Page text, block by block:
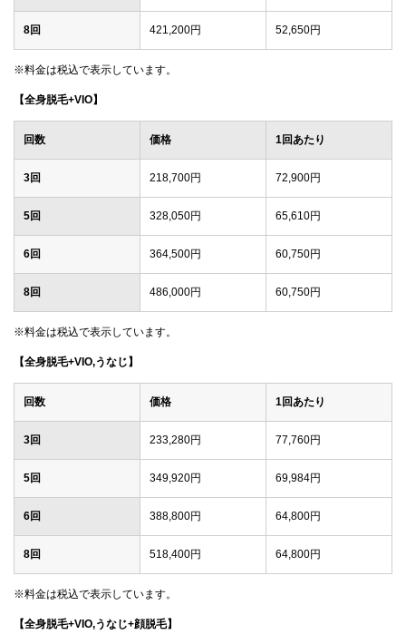
8回 421,200円 52,650円
※料金は税込で表示しています。
【全身脱毛+VIO】
回数 価格 1回あたり
3回 218,700円 72,900円
5回 328,050円 65,610円
6回 364,500円 60,750円
8回 486,000円 60,750円
※料金は税込で表示しています。
【全身脱毛+VIO,うなじ】
回数 価格 1回あたり
3回 233,280円 77,760円
5回 349,920円 69,984円
6回 388,800円 64,800円
8回 518,400円 64,800円
※料金は税込で表示しています。
【全身脱毛+VIO,うなじ+顔脱毛】